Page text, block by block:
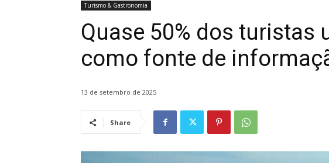
Turismo & Gastronomia
Quase 50% dos turistas
como fonte de
13 de setembro de 2025
Share